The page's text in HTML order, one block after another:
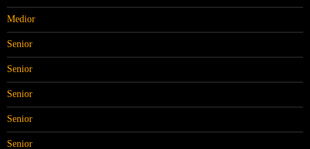
Medior
Senior
Senior
Senior
Senior
Senior